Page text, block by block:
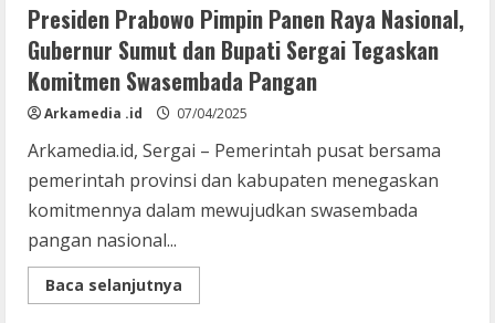
Presiden Prabowo Pimpin Panen Raya Nasional,
Gubernur Sumut dan Bupati Sergai Tegaskan
Komitmen Swasembada Pangan
Arkamedia .id 07/04/2025
Arkamedia.id, Sergai – Pemerintah pusat bersama
pemerintah provinsi dan kabupaten menegaskan
komitmennya dalam mewujudkan swasembada
pangan nasional...
Baca selanjutnya
more